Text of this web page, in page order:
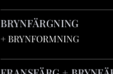
BRYNFÄRGNING
+ BRYNFORMNING